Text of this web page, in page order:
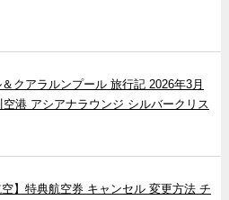
クアラルンプール 旅行記 2026年3月
港 アシアナラウンジ シルバークリス
空】特典航空券 キャンセル 変更方法 チ